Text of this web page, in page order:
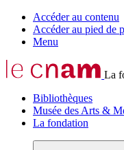
Accéder au contenu
Accéder au pied de
Menu
La
Bibliothèques
Musée des Arts &
La fondation